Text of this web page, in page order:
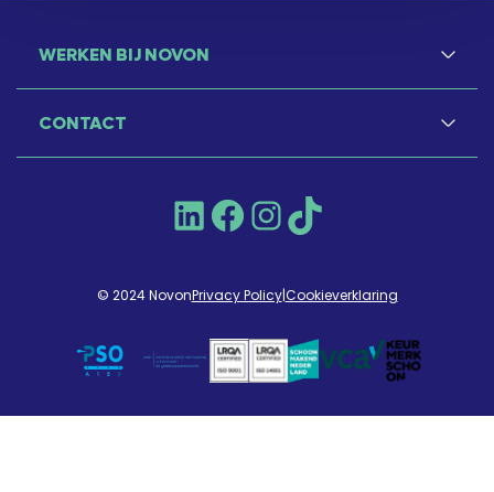
WERKEN BIJ NOVON
CONTACT
LinkedInFacebookInstagram
TikTok
© 2024 NovonPrivacy Policy|Cookieverklaring